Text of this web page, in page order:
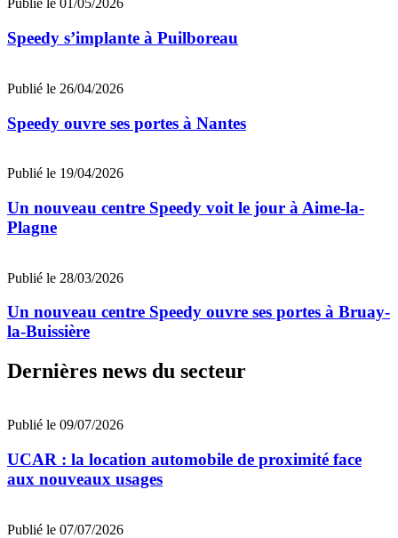
Publié le 01/05/2026
Speedy s’implante à Puilboreau
Publié le 26/04/2026
Speedy ouvre ses portes à Nantes
Publié le 19/04/2026
Un nouveau centre Speedy voit le jour à Aime-la-
Plagne
Publié le 28/03/2026
Un nouveau centre Speedy ouvre ses portes à Bruay-
la-Buissière
Dernières news du secteur
Publié le 09/07/2026
UCAR : la location automobile de proximité face
aux nouveaux usages
Publié le 07/07/2026